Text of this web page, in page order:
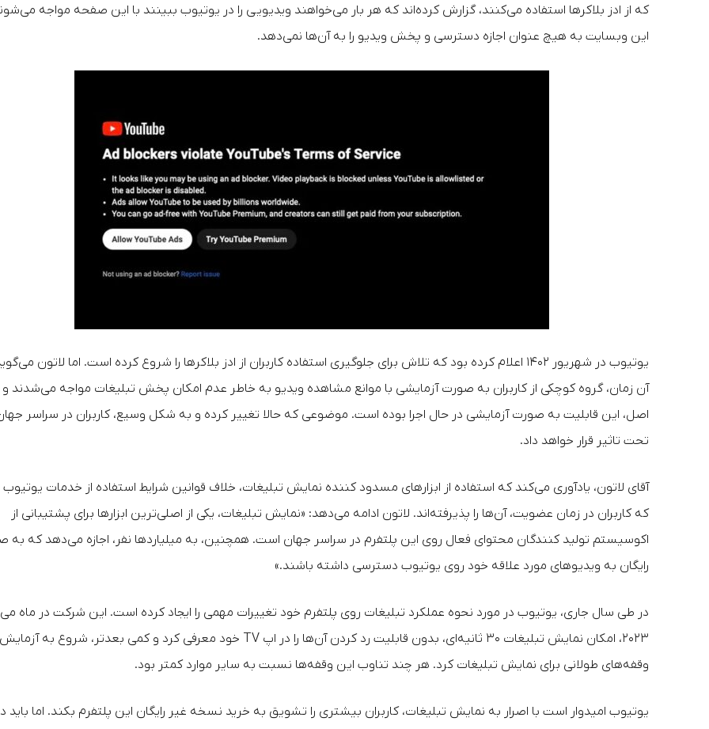
که از ادز بلاکرها استفاده می‌کنند، گزارش کرده‌اند که هر بار می‌خواهند ویدیویی را در یوتیوب ببینند با این صفحه مواجه
این وبسایت به هیچ عنوان اجازه دسترسی و پخش ویدیو را به آن‌ها نمی‌دهد.
یوتیوب در شهریور ۱۴۰۲ اعلام کرده بود که تلاش برای جلوگیری استفاده کاربران از ادز بلاکرها را شروع کرده است. اما لاتون
آن زمان، گروه کوچکی از کاربران به صورت آزمایشی با موانع مشاهده ویدیو به خاطر عدم امکان پخش تبلیغات مواجه می‌شدند و
اصل، این قابلیت به صورت آزمایشی در حال اجرا بوده است. موضوعی که حالا تغییر کرده و به شکل وسیع،‌ کاربران در سراسر
تحت تاثیر قرار خواهد داد.
آقای لاتون، یادآوری می‌کند که استفاده از ابزارهای مسدود کننده نمایش تبلیغات،‌ خلاف قوانین شرایط استفاده از خدمات
که کاربران در زمان عضویت، آن‌ها را پذیرفته‌اند. لاتون ادامه می‌دهد: «نمایش تبلیغات، یکی از اصلی‌ترین ابزارها برای پشتیبانی از
اکوسیستم تولید کنندگان محتوای فعال روی این پلتفرم در سراسر جهان است. همچنین، به میلیاردها نفر، اجازه می‌دهد که به
رایگان به ویدیوهای مورد علاقه خود روی یوتیوب دسترسی داشته باشند.»
در طی سال جاری، یوتیوب در مورد نحوه عملکرد تبلیغات روی پلتفرم خود تغییرات مهمی را ایجاد کرده است. این شرکت در ماه می
۲۰۲۳، امکان نمایش تبلیغات ۳۰ ثانیه‌ای، بدون قابلیت رد کردن آن‌ها را در اپ TV خود معرفی کرد و کمی بعدتر، شروع به آزمایش
وقفه‌های طولانی برای نمایش تبلیغات کرد. هر چند تناوب این وقفه‌ها نسبت به سایر موارد کمتر بود.
یوتیوب امیدوار است با اصرار به نمایش تبلیغات، کاربران بیشتری را تشویق به خرید نسخه غیر رایگان این پلتفرم بکند. اما باید